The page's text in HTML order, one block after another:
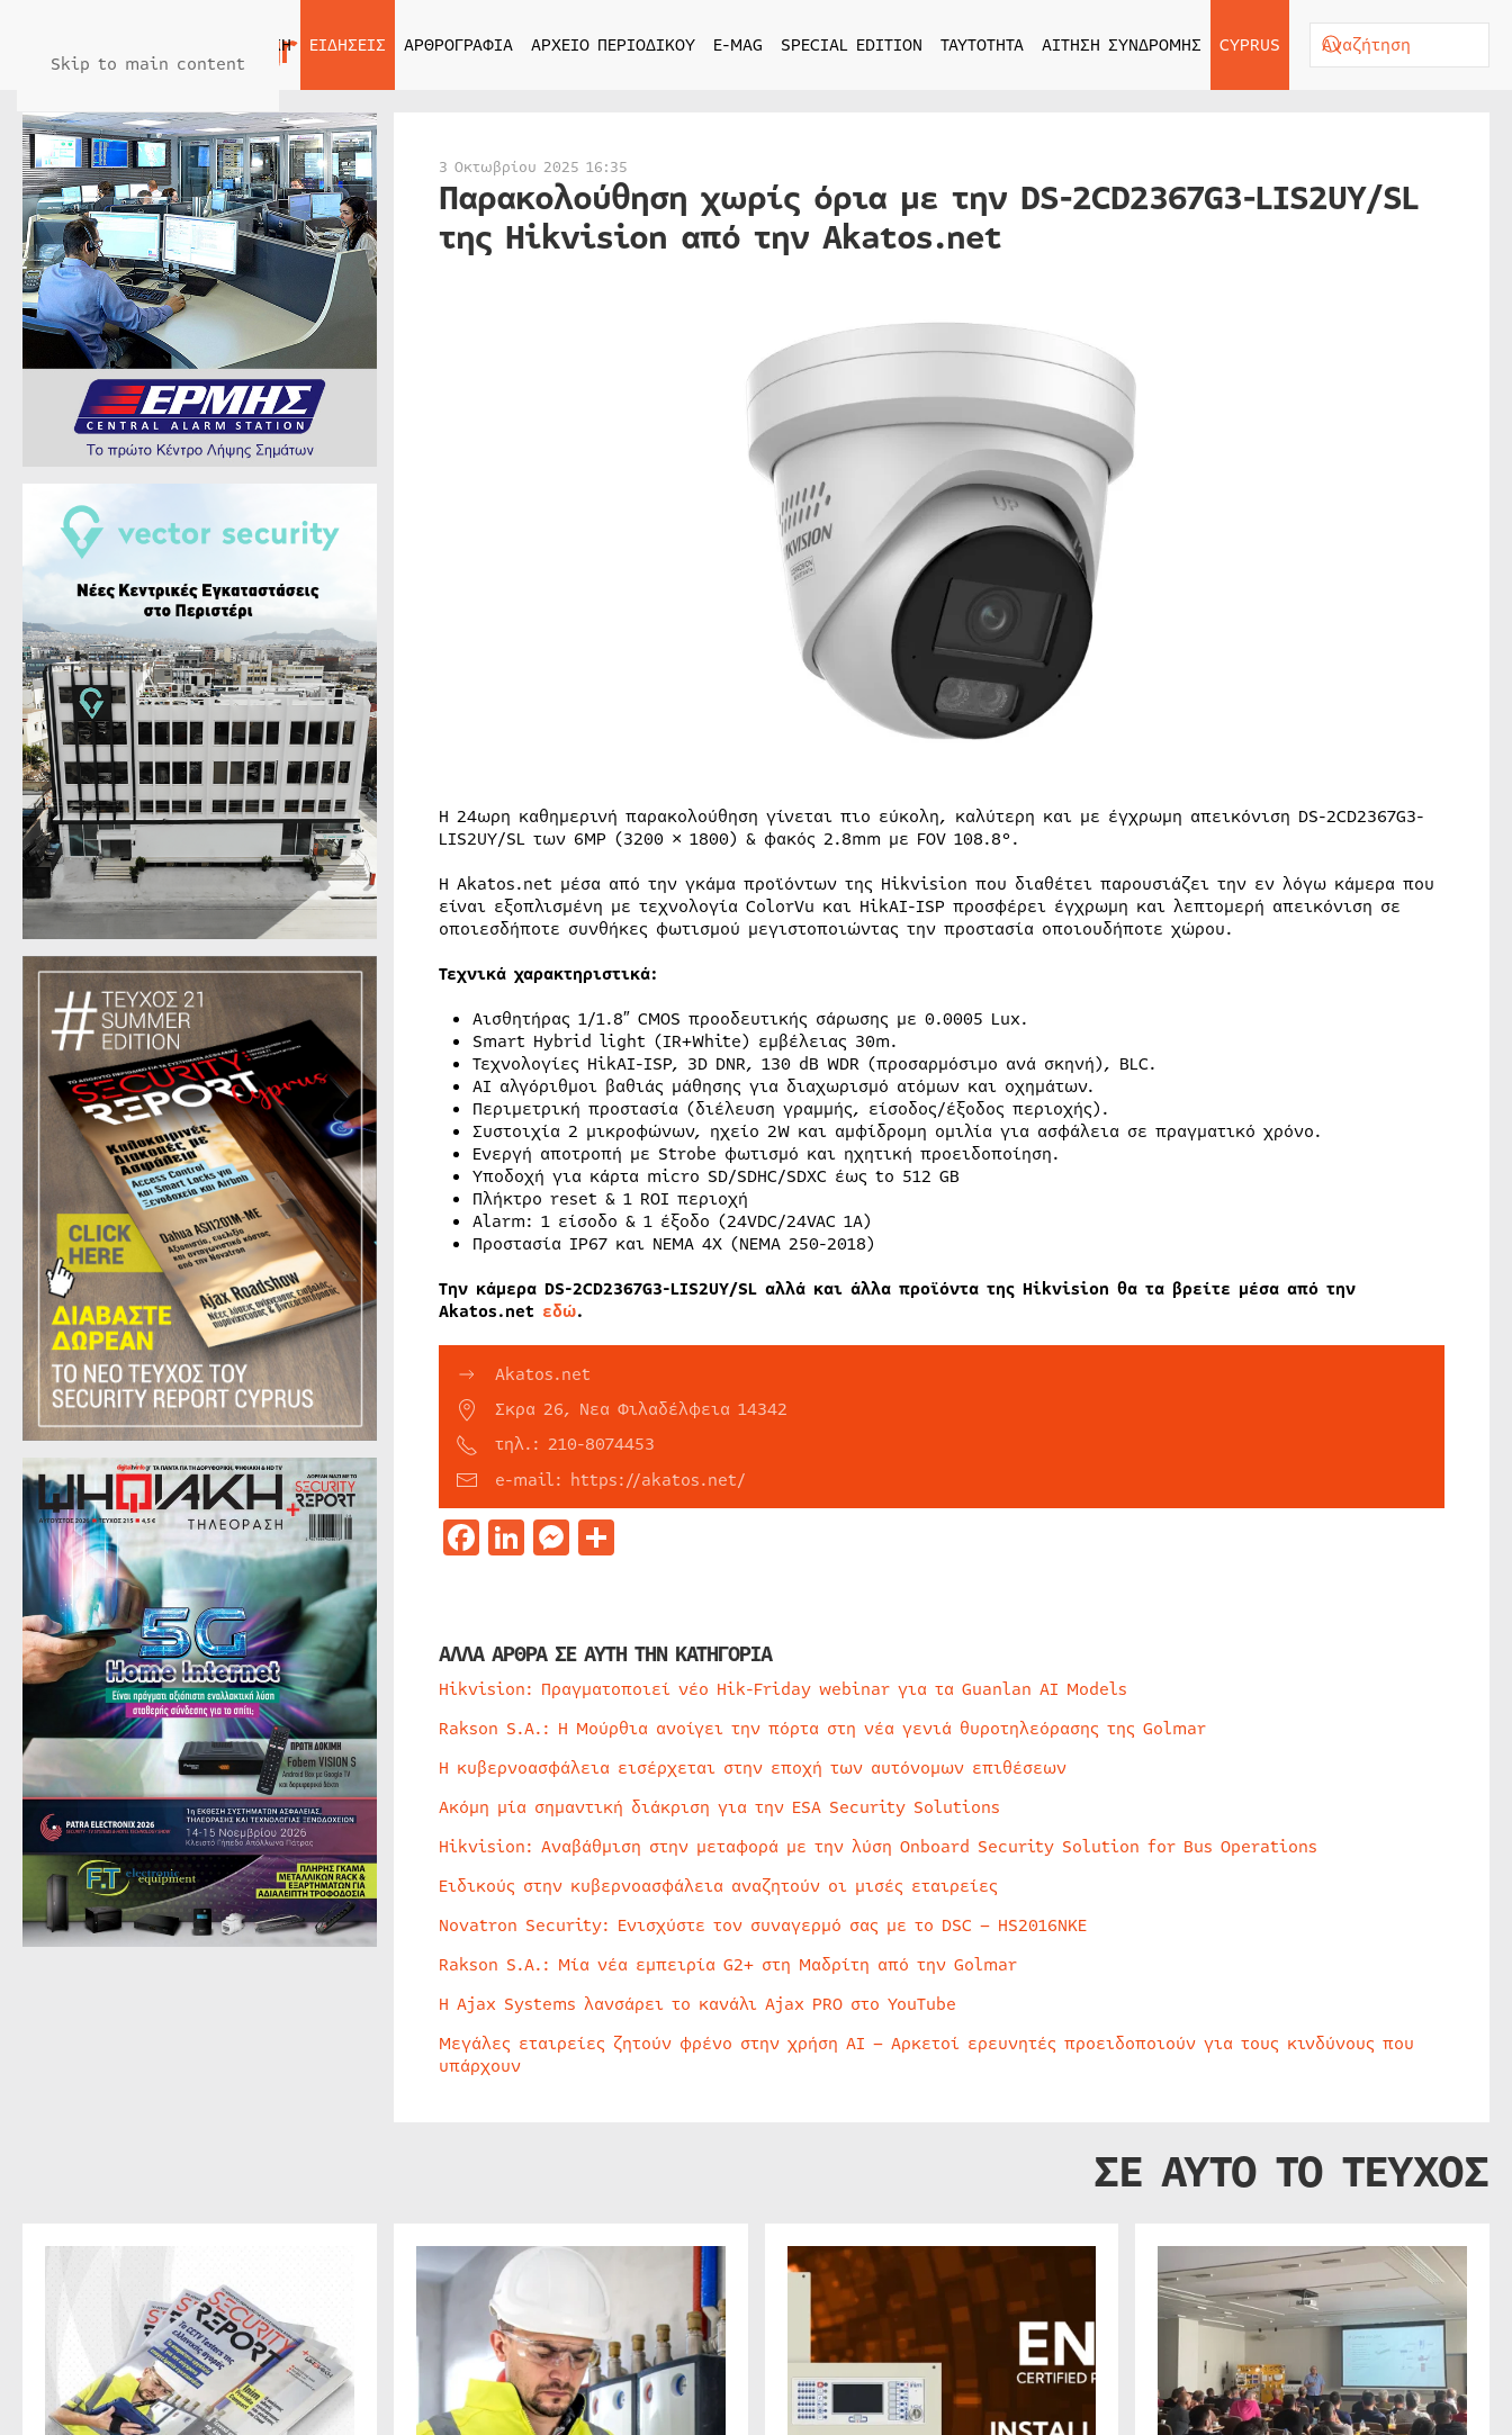
Skip to main content
ΑΡΧΙΚΗ ΕΙΔΗΣΕΙΣ ΑΡΘΡΟΓΡΑΦΙΑ ΑΡΧΕΙΟ ΠΕΡΙΟΔΙΚΟΥ E-MAG SPECIAL EDITION ΤΑΥΤΟΤΗΤΑ ΑΙΤΗΣΗ ΣΥΝΔΡΟΜΗΣ CYPRUS
3 Οκτωβρίου 2025 16:35
Παρακολούθηση χωρίς όρια με την DS-2CD2367G3-LIS2UY/SL
της Hikvision από την Akatos.net
Η 24ωρη καθημερινή παρακολούθηση γίνεται πιο εύκολη, καλύτερη και με έγχρωμη απεικόνιση DS-2CD2367G3-
LIS2UY/SL των 6MP (3200 × 1800) & φακός 2.8mm με FOV 108.8°.
Η Akatos.net μέσα από την γκάμα προϊόντων της Hikvision που διαθέτει παρουσιάζει την εν λόγω κάμερα που
είναι εξοπλισμένη με τεχνολογία ColorVu και HikAI-ISP προσφέρει έγχρωμη και λεπτομερή απεικόνιση σε
οποιεσδήποτε συνθήκες φωτισμού μεγιστοποιώντας την προστασία οποιουδήποτε χώρου.
Τεχνικά χαρακτηριστικά:
Αισθητήρας 1/1.8″ CMOS προοδευτικής σάρωσης με 0.0005 Lux.
Smart Hybrid light (IR+White) εμβέλειας 30m.
Τεχνολογίες HikAI-ISP, 3D DNR, 130 dB WDR (προσαρμόσιμο ανά σκηνή), BLC.
ΑΙ αλγόριθμοι βαθιάς μάθησης για διαχωρισμό ατόμων και οχημάτων.
Περιμετρική προστασία (διέλευση γραμμής, είσοδος/έξοδος περιοχής).
Συστοιχία 2 μικροφώνων, ηχείο 2W και αμφίδρομη ομιλία για ασφάλεια σε πραγματικό χρόνο.
Ενεργή αποτροπή με Strobe φωτισμό και ηχητική προειδοποίηση.
Υποδοχή για κάρτα micro SD/SDHC/SDXC έως to 512 GB
Πλήκτρο reset & 1 ROI περιοχή
Alarm: 1 είσοδο & 1 έξοδο (24VDC/24VAC 1A)
Προστασία IP67 και NEMA 4X (NEMA 250-2018)
Την κάμερα DS-2CD2367G3-LIS2UY/SL αλλά και άλλα προϊόντα της Hikvision θα τα βρείτε μέσα από την
Akatos.net εδώ.
Akatos.net
Σκρα 26, Νεα Φιλαδέλφεια 14342
τηλ.: 210-8074453
e-mail: https://akatos.net/
Facebook
LinkedIn
Messenger
Μοιραστείτε
ΑΛΛΑ ΑΡΘΡΑ ΣΕ ΑΥΤΗ ΤΗΝ ΚΑΤΗΓΟΡΙΑ
Hikvision: Πραγματοποιεί νέο Hik-Friday webinar για τα Guanlan AI Models
Rakson S.A.: Η Μούρθια ανοίγει την πόρτα στη νέα γενιά θυροτηλεόρασης της Golmar
Η κυβερνοασφάλεια εισέρχεται στην εποχή των αυτόνομων επιθέσεων
Ακόμη μία σημαντική διάκριση για την ESA Security Solutions
Hikvision: Αναβάθμιση στην μεταφορά με την λύση Onboard Security Solution for Bus Operations
Ειδικούς στην κυβερνοασφάλεια αναζητούν οι μισές εταιρείες
Novatron Security: Ενισχύστε τον συναγερμό σας με το DSC – HS2016NKE
Rakson S.A.: Μία νέα εμπειρία G2+ στη Μαδρίτη από την Golmar
Η Ajax Systems λανσάρει το κανάλι Ajax PRO στο YouTube
Μεγάλες εταιρείες ζητούν φρένο στην χρήση AI – Αρκετοί ερευνητές προειδοποιούν για τους κινδύνους που
υπάρχουν
ΣΕ ΑΥΤΟ ΤΟ ΤΕΥΧΟΣ